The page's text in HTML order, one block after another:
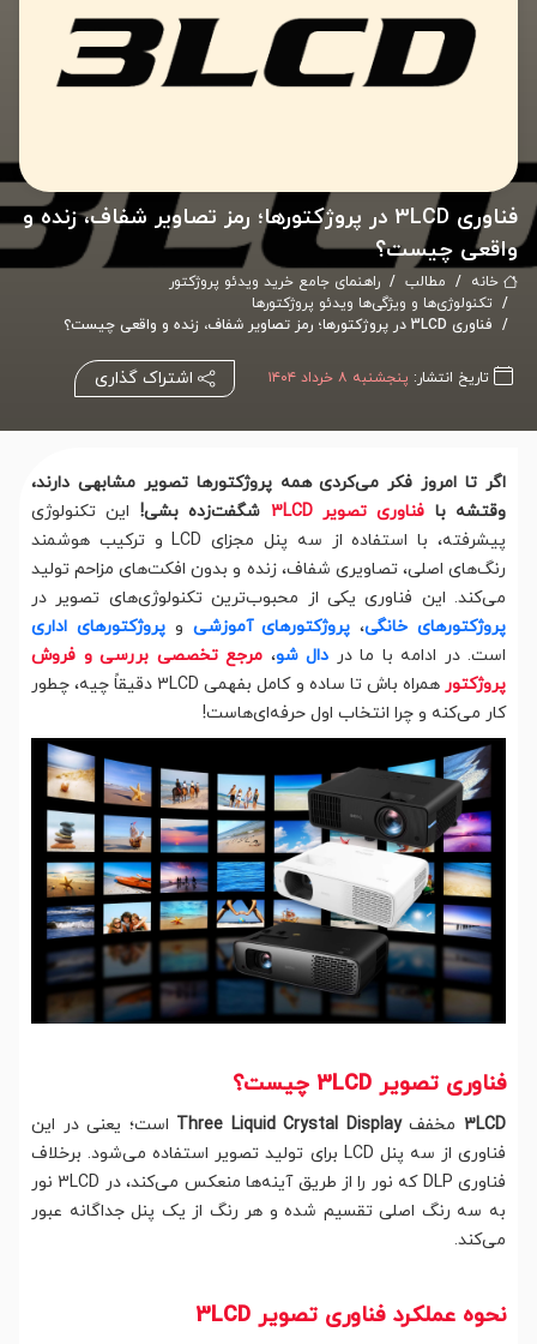
فناوری 3LCD در پروژکتورها؛ رمز تصاویر شفاف، زنده و
واقعی چیست؟
خانه مطالب
راهنمای جامع خرید ویدئو پروژکتور
تکنولوژی‌‌ها و ویژگی‌ها ویدئو پروژکتورها
فناوری 3LCD در پروژکتورها؛ رمز تصاویر شفاف، زنده و واقعی چیست؟
تاریخ انتشار: پنجشنبه ۸ خرداد ۱۴۰۴ اشتراک گذاری
اگر تا امروز فکر می‌کردی همه پروژکتورها تصویر مشابهی دارند،
وقتشه با فناوری تصویر 3LCD شگفت‌زده بشی! این تکنولوژی
پیشرفته، با استفاده از سه پنل مجزای LCD و ترکیب هوشمند
رنگ‌های اصلی، تصاویری شفاف، زنده و بدون افکت‌های مزاحم تولید
می‌کند. این فناوری یکی از محبوب‌ترین تکنولوژی‌های تصویر در
پروژکتورهای خانگی، پروژکتورهای آموزشی وپروژکتورهای اداری
است. در ادامه با ما در دال شو، مرجع تخصصی بررسی و فروش
پروژکتور
همراه باش تا ساده و کامل بفهمی 3LCD دقیقاً چیه، چطور
کار می‌کنه و چرا انتخاب اول حرفه‌ای‌هاست!
فناوری تصویر 3LCD چیست؟
3LCD مخففThree Liquid Crystal Display است؛ یعنی در این
فناوری از سه پنل LCD برای تولید تصویر استفاده می‌شود. برخلاف
فناوری DLP که نور را از طریق آینه‌ها منعکس می‌کند، در 3LCD نور
به سه رنگ اصلی تقسیم شده و هر رنگ از یک پنل جداگانه عبور
می‌کند.
نحوه عملکرد فناوری تصویر 3LCD